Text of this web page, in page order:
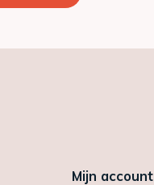
Mijn account